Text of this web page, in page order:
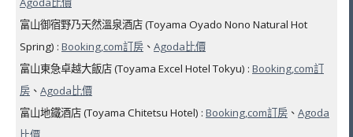
富山御宿野乃天然溫泉酒店 (Toyama Oyado Nono Natural Hot
Spring) : Booking,com訂房 、 Agoda比價
富山東急卓越大飯店 (Toyama Excel Hotel Tokyu) : Booking,com訂
房 、 Agoda比價
富山地鐵酒店 (Toyama Chitetsu Hotel) : Booking,com訂房 、 Agoda